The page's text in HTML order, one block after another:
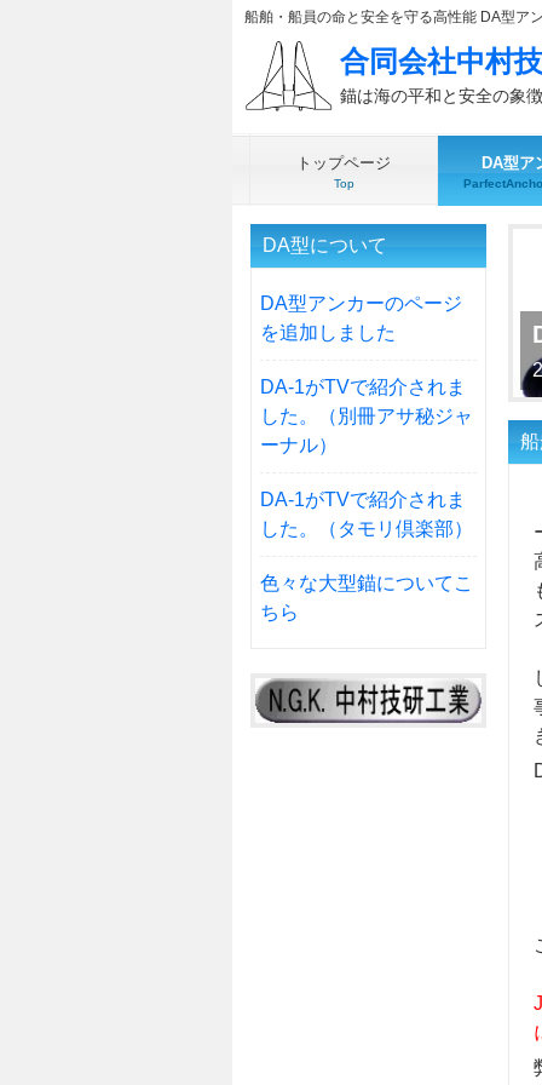
船舶・船員の命と安全を守る高性能 DA型ア
合同会社中村
錨は海の平和と安全の象徴
トップページ
Top
DA型ア
DA型について
DA型アンカーのページ
を追加しました
DA-1がTVで紹介されま
した。（別冊アサ秘ジャ
ーナル）
DA-1がTVで紹介されま
した。（タモリ倶楽部）
色々な大型錨についてこ
ちら